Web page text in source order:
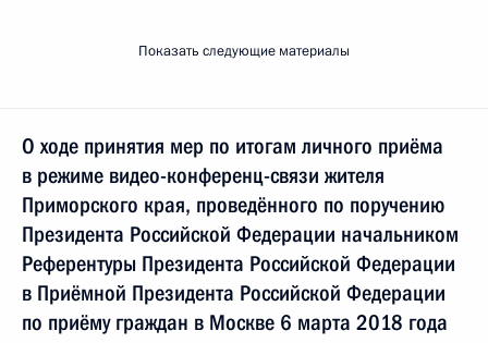
Показать следующие материалы
О ходе принятия мер по итогам личного приёма
в режиме видео-конференц-связи жителя
Приморского края, проведённого по поручению
Президента Российской Федерации начальником
Референтуры Президента Российской Федерации
в Приёмной Президента Российской Федерации
по приёму граждан в Москве 6 марта 2018 года